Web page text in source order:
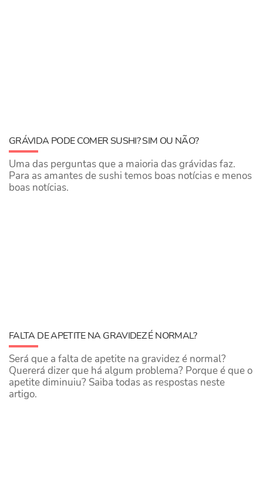
GRÁVIDA PODE COMER SUSHI? SIM OU NÃO?
Uma das perguntas que a maioria das grávidas faz.
Para as amantes de sushi temos boas notícias e menos
boas notícias.
FALTA DE APETITE NA GRAVIDEZ É NORMAL?
Será que a falta de apetite na gravidez é normal?
Quererá dizer que há algum problema? Porque é que o
apetite diminuiu? Saiba todas as respostas neste
artigo.